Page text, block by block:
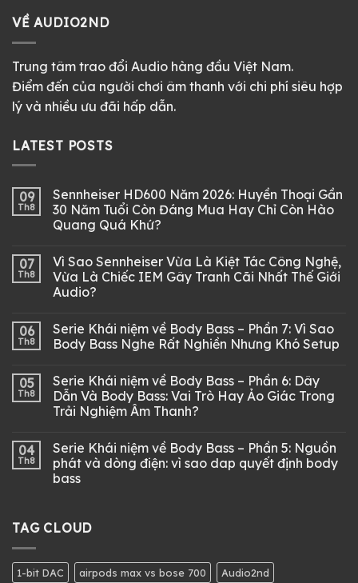
VỀ AUDIO2ND
Trung tâm trao đổi Audio hàng đầu Việt Nam.
Điểm đến của người chơi âm thanh với chi phí siêu hợp
lý và nhiều ưu đãi hấp dẫn.
LATEST POSTS
09
Th8
Sennheiser HD600 Năm 2026: Huyền Thoại Gần
30 Năm Tuổi Còn Đáng Mua Hay Chỉ Còn Hào
Quang Quá Khứ?
07
Th8
Vì Sao Sennheiser Vừa Là Kiệt Tác Công Nghệ,
Vừa Là Chiếc IEM Gây Tranh Cãi Nhất Thế Giới
Audio?
06
Th8
Serie Khái niệm về Body Bass – Phần 7: Vì Sao
Body Bass Nghe Rất Nghiền Nhưng Khó Setup
05
Th8
Serie Khái niệm về Body Bass – Phần 6: Dây
Dẫn Và Body Bass: Vai Trò Hay Ảo Giác Trong
Trải Nghiệm Âm Thanh?
04
Th8
Serie Khái niệm về Body Bass – Phần 5: Nguồn
phát và dòng điện: vì sao dap quyết định body
bass
TAG CLOUD
1-bit DAC airpods max vs bose 700
Audio2nd